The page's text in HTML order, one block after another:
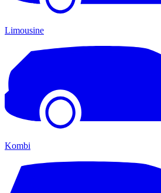
Limousine
Kombi